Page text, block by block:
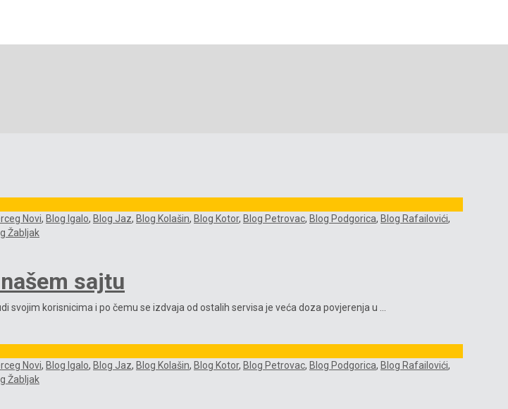
Novi, Blog Igalo, Blog Jaz, Blog Kolašin, Blog Kotor, Blog Petrovac, Blog Podgorica, Blog Rafailovići,
Žabljak
sajtu
korisnicima i po čemu se izdvaja od ostalih servisa je veća doza povjerenja u ...
Novi, Blog Igalo, Blog Jaz, Blog Kolašin, Blog Kotor, Blog Petrovac, Blog Podgorica, Blog Rafailovići,
Žabljak